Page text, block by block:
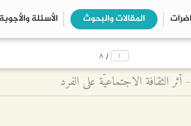
المقالات والبحوث الأسئلة والأجوبة search
close
/ ۸
الثقافة الاجتماعيّة على الفرد